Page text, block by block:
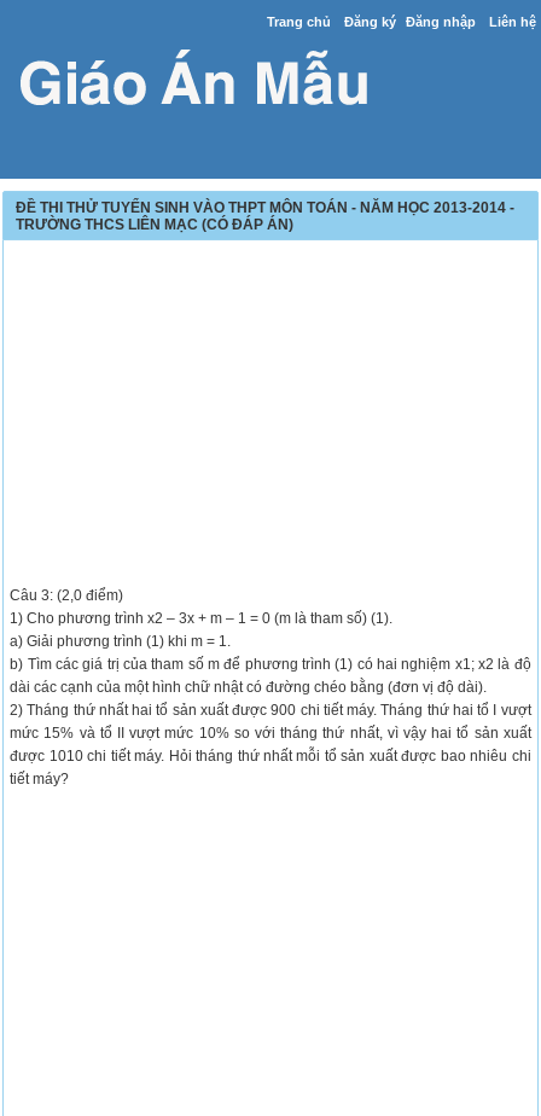
Trang chủ Đăng ký Đăng nhập Liên hệ
ĐỀ THI THỬ TUYỂN SINH VÀO THPT MÔN TOÁN - NĂM HỌC 2013-2014 -
TRƯỜNG THCS LIÊN MẠC (CÓ ĐÁP ÁN)
Câu 3: (2,0 điểm)
1) Cho phương trình x2 – 3x + m – 1 = 0 (m là tham số) (1).
a) Giải phương trình (1) khi m = 1.
b) Tìm các giá trị của tham số m để phương trình (1) có hai nghiệm x1; x2 là độ
dài các cạnh của một hình chữ nhật có đường chéo bằng (đơn vị độ dài).
2) Tháng thứ nhất hai tổ sản xuất được 900 chi tiết máy. Tháng thứ hai tổ I vượt
mức 15% và tổ II vượt mức 10% so với tháng thứ nhất, vì vậy hai tổ sản xuất
được 1010 chi tiết máy. Hỏi tháng thứ nhất mỗi tổ sản xuất được bao nhiêu chi
tiết máy?